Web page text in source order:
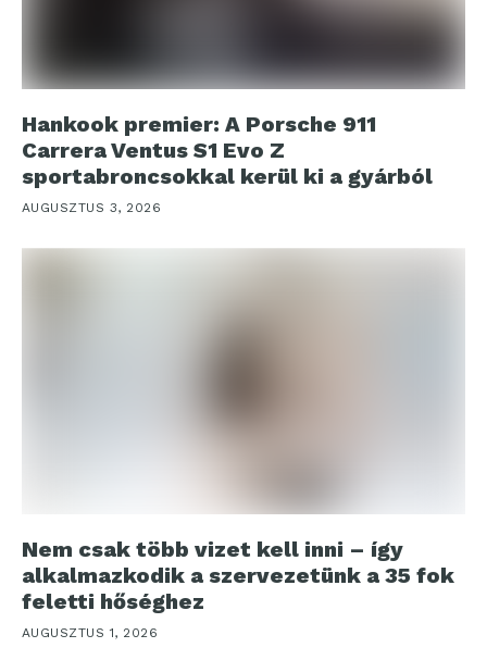
Hankook premier: A Porsche 911
Carrera Ventus S1 Evo Z
sportabroncsokkal kerül ki a gyárból
AUGUSZTUS 3, 2026
Nem csak több vizet kell inni – így
alkalmazkodik a szervezetünk a 35 fok
feletti hőséghez
AUGUSZTUS 1, 2026